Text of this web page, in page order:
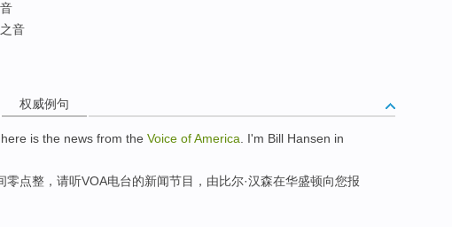
音
权威例句
is the news from the Voice ofAmerica. I'm Bill Hansen in
零点整，请听VOA电台的新闻节目， 由比尔·汉森在华盛顿向您报